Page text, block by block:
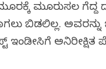
ಮೂರಕ್ಕೆ ಮೂರುಸಲ
ಬಿಡಲಿಲ್ಲ.
ಇಂಡೀಸಿಗೆ ಅನಿರೀಕ್ಷಿತ